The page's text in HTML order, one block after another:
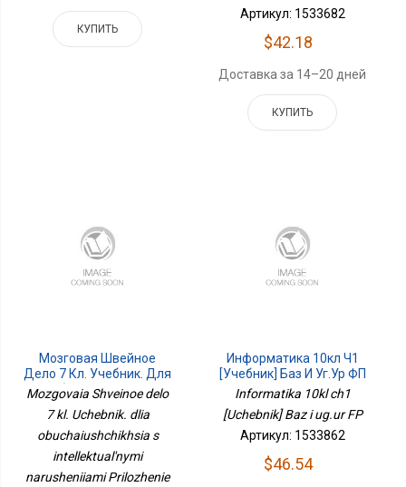
КУПИТЬ
Артикул: 1533682
$42.18
Доставка за 14–20 дней
КУПИТЬ
Мозговая Швейное
Дело 7 Кл. Учебник. Для
Обучающихся С
Интеллектуальными
Нарушениями
Приложение 1
Mozgovaia Shveinoe delo
7 kl. Uchebnik. dlia
obuchaiushchikhsia s
intellektual'nymi
narusheniiami Prilozhenie
Информатика 10кл Ч1
[Учебник] Баз И Уг.ур ФП
Informatika 10kl ch1
[Uchebnik] Baz i ug.ur FP
Артикул: 1533862
$46.54